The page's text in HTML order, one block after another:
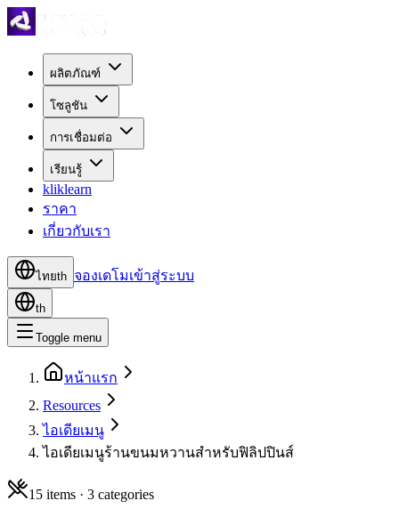
ผลิตภัณฑ์
โซลูชัน
การเชื่อมต่อ
เรียนรู้
kliklearn
ราคา
เกี่ยวกับเรา
ไทยth จองเดโมเข้าสู่ระบบ
th
Toggle menu
หน้าแรก
Resources
ไอเดียเมนู
ไอเดียเมนูร้านขนมหวานสำหรับฟิลิปปินส์
15 items · 3 categories